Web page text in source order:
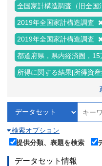
全国家計構造調査（旧全国
2019年全国家計構造調査
2019年全国家計構造調査
都道府県，県内経済圏，15
所得に関する結果[所得資
検索オプション
提供分類、表題を検索
データセット情報